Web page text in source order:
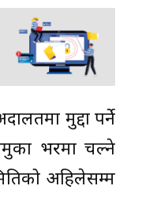
मुद्दा पर्ने
भरमा चल्ने
अहिलेसम्म